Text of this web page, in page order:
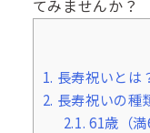
てみませんか？
1. 長寿祝いとは
2. 長寿祝いの種
2.1. 61歳（満